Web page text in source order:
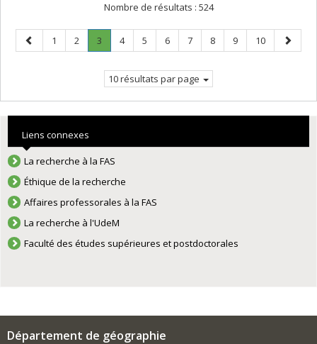
Nombre de résultats : 524
Page
précédente
Page
1 Page
2 Page
3
Page
Page
4 Page
5 Page
6 Page
7 Page
8 Page
9 Page
10
Page
10 résultats par page
Liens connexes
La recherche à la FAS
Éthique de la recherche
Affaires professorales à la FAS
La recherche à l'UdeM
Faculté des études supérieures et postdoctorales
Département de géographie